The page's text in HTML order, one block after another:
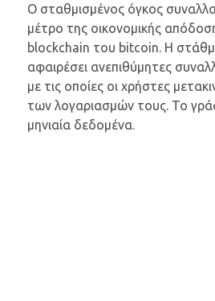
Ο σταθμισμένος όγκος
μέτρο της οικονομικής
blockchain του bitcoin. Η
αφαιρέσει ανεπιθύμητες
με τις οποίες οι χρήστες
των λογαριασμών τους. Το
μηνιαία δεδομένα.